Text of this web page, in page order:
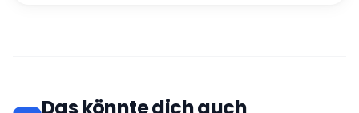
Das könnte dich auch